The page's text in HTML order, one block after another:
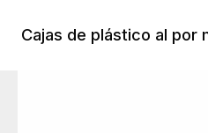
contenido
Cajas de plástico al por